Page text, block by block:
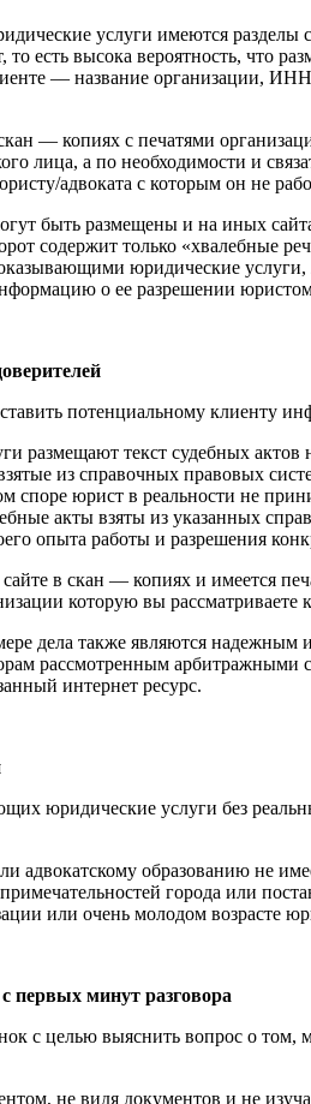
услуги имеются
то есть высока вероятность,
— название организации,
— копиях с печатями
лица, а по необходимости и
адвоката с которым он не
быть размещены и на иных
только «хвалебные
юридические
о ее разрешении
потенциальному
текст судебных актов
из справочных правовых
споре юрист в реальности не
акты взяты из указанных
опыта работы и разрешения
в скан — копиях и имеется
которую вы рассматриваете
дела также являются
рассмотренным
интернет ресурс.
юридические услуги без
адвокатскому образованию не
города или
или очень молодом возрасте
первых минут разговора
с целью выяснить вопрос о
не видя документов и не